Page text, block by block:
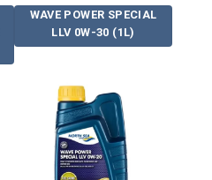
WAVE POWER SPECIAL
LLV 0W-30 (1L)